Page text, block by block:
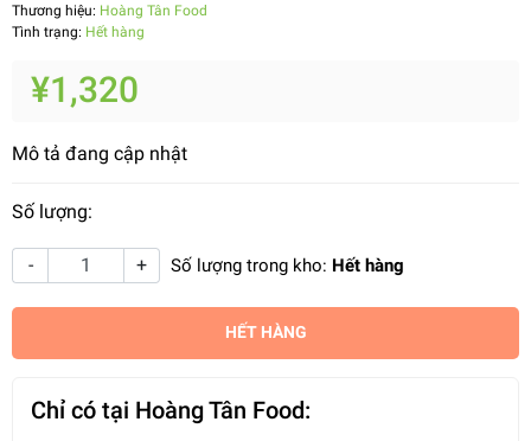
Thương hiệu: Hoàng Tân Food
Tình trạng: Hết hàng
¥1,320
Mô tả đang cập nhật
Số lượng:
- + Số lượng trong kho: Hết hàng
HẾT HÀNG
Chỉ có tại Hoàng Tân Food: